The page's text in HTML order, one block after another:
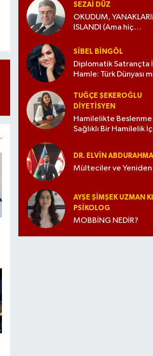
SEZAI DÜZ
OKUDUM,
ISLANDI (Ama hiç
SIBEL BINGÖL
Diplomatik Satrançta
Hamle: Türk Dünyası
TUĞÇE ŞEKEROĞLU
DIYETISYEN
Hamilelikte Beslenme
Sağlıklı Bir Hamilelik
DR. ELVIN
Mülteciler ve Yeniden
AYŞE ŞIMŞEK UZMAN
PSIKOLOG
MOBBİNG NEDİR?